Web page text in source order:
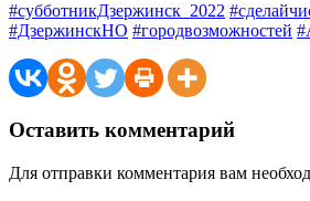
#субботникДзержинск_2022
#ДзержинскНО #городвозможностей
Оставить комментарий
Для отправки комментария вам